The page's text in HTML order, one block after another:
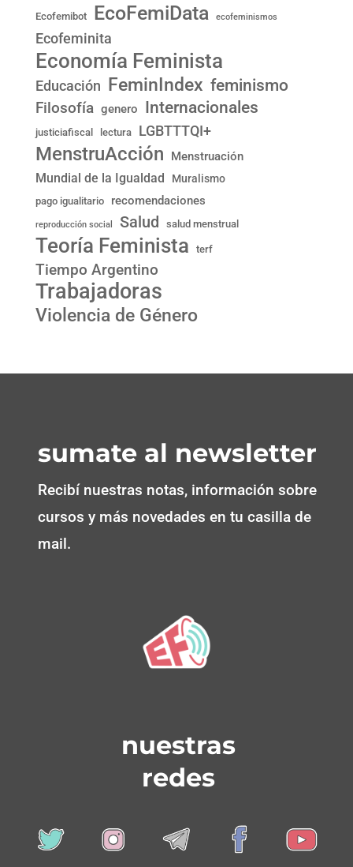
Ecofemibot EcoFemiData ecofeminismos
Ecofeminita
Economía Feminista
Educación FeminIndex feminismo
Filosofía genero Internacionales
justiciafiscal lectura LGBTTTQI+
MenstruAcción Menstruación
Mundial de la Igualdad Muralismo
pago igualitario recomendaciones
reproducción social Salud salud menstrual
Teoría Feminista terf
Tiempo Argentino
Trabajadoras
Violencia de Género
sumate al newsletter
Recibí nuestras notas, información sobre
cursos y más novedades en tu casilla de
mail.
nuestras
redes